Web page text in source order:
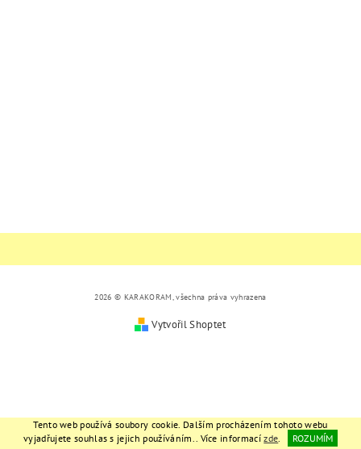
2026 © KARAKORAM, všechna práva vyhrazena
Vytvořil Shoptet
Tento web používá soubory cookie. Dalším procházením tohoto webu
vyjadřujete souhlas s jejich používáním.. Více informacízde. ROZUMÍM